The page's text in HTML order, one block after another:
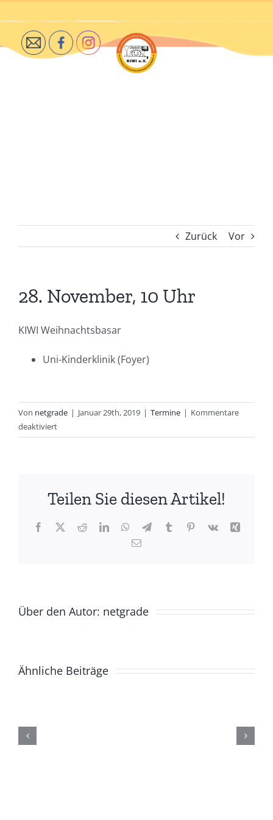
Inhalt
springen
Zurück Vor
28. November, 10 Uhr
KIWI Weihnachtsbasar
Uni-Kinderklinik (Foyer)
Von netgrade | Januar 29th, 2019 | Termine | Kommentare
deaktiviertfür
28.
Teilen Sie diesen Artikel!
Facebook
X RedditLinkedInWhatsApp
TelegramTumblrPinterest
Vk
Xing
E-
Über den Autor: netgrade
Ähnliche Beiträge